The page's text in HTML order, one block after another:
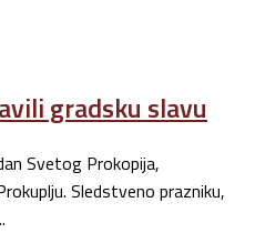
gradsku slavu
Svetog Prokopija,
Sledstveno prazniku,